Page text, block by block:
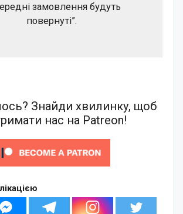
замовлення будуть
повернуті”.
Знайди хвилинку, щоб
нас на Patreon!